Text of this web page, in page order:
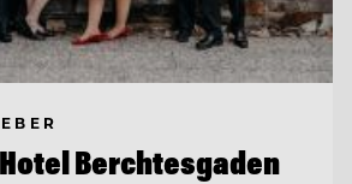
Berchtesgaden